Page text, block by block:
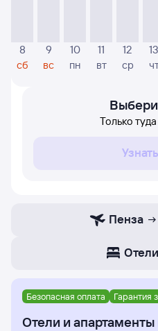
Если никто не искал
Ярославль — Пенза, то цены
частично или полностью. В
8
сб
9
вс
10
пн
11
вт
12
ср
13
Только
Пенза
Безопасная оплата Гарантия
Отели и